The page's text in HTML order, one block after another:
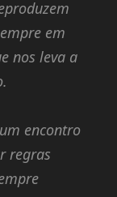
em
nos leva a
encontro
regras